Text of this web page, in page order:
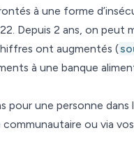
à une forme
Depuis 2 ans, on peut
ont augmentés (
à une banque
pour une personne dans
communautaire ou via